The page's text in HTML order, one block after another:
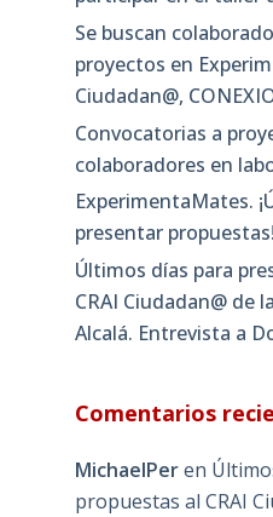
Se buscan
proyectos en
Ciudadan@,
Convocatorias a
colaboradores en
ExperimentaMates.
presentar propuestas!
Últimos días para
CRAI Ciudadan@ de
Alcalá. Entrevista a
Comentarios
MichaelPeren
propuestas al CRAI